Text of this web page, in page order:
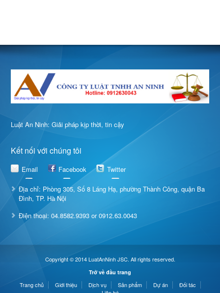
Luật An Ninh: Giải pháp kịp thời, tin cậy
Kết nối với chúng tôi
Email Facebook Twitter
Địa chỉ: Phòng 305, Số 8 Láng Hạ, phường Thành Công, quận Ba
Đình, TP. Hà Nội
Điện thoại: 04.8582.9393 or 0912.63.0043
Copyright © 2014 LuatAnNinh JSC. All rights reserved.
Trở về đầu trang
Trang chủ Giới thiệu Dịch vụ Sản phẩm Dự án
Đối tác